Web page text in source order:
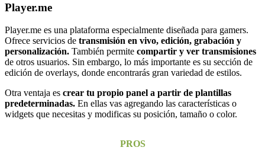
Player.me
Player.me es una plataforma especialmente diseñada para gamers.
Ofrece servicios de transmisión en vivo, edición, grabación y
personalización. También permite compartir y ver transmisiones
de otros usuarios. Sin embargo, lo más importante es su sección de
edición de overlays, donde encontrarás gran variedad de estilos.
Otra ventaja es crear tu propio panel a partir de plantillas
predeterminadas. En ellas vas agregando las características o
widgets que necesitas y modificas su posición, tamaño o color.
PROS